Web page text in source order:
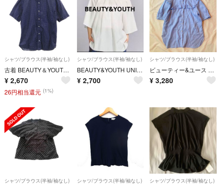
シャツ/ブラウス(半袖/袖なし)
古着 BEAUTY＆YOUTH UNITED ARROWS ビューティーアンドユース ユナイテッドアローズ ドット柄 半袖 ボタンダウンシャツ M ネイビー レディース
¥ 2,670
26円相当還元 (1%)
シャツ/ブラウス(半袖/袖なし)
BEAUTY&YOUTH UNITED ARROWSフレアスリーブチュニック
¥ 2,700
シャツ/ブラウス(半袖/袖なし)
ビューティー&ユース フリルスタンドカラー 5分袖ブラウス 洗える ブルー
¥ 3,280
シャツ/ブラウス(半袖/袖なし) シャツ/ブラウス(半袖/袖なし) シャツ/ブラウス(半袖/袖なし)